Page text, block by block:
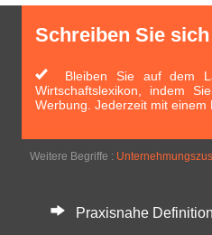
Schreiben Sie
Bleiben Sie auf dem
Wirtschaftslexikon, indem
Werbung. Jederzeit mit einem
Weitere Begriffe :
Praxisnahe